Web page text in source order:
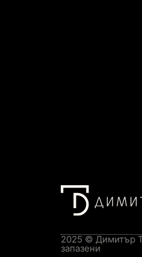
2025 © Димитър
запазени